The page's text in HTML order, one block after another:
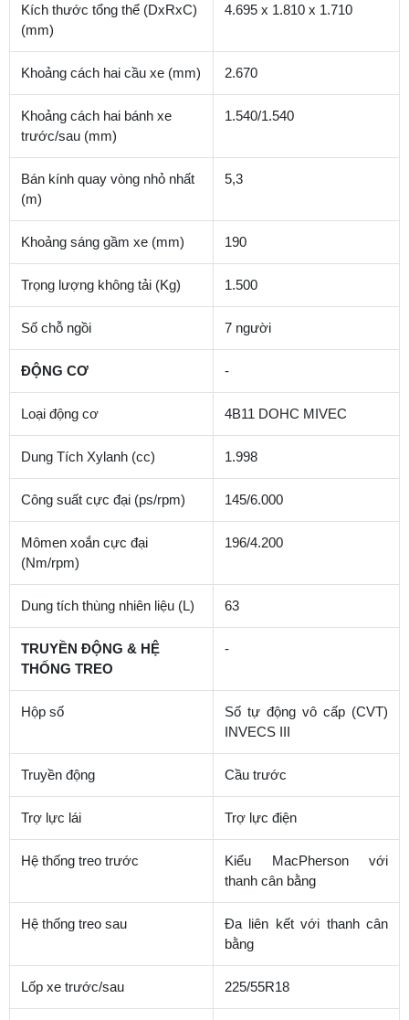
Kích thước tổng thể (DxRxC)
(mm)
4.695 x 1.810 x 1.710
Khoảng cách hai cầu xe (mm) 2.670
Khoảng cách hai bánh xe
trước/sau (mm)
1.540/1.540
Bán kính quay vòng nhỏ nhất
(m)
5,3
Khoảng sáng gầm xe (mm) 190
Trọng lượng không tải (Kg) 1.500
Số chỗ ngồi 7 người
ĐỘNG CƠ -
Loại động cơ 4B11 DOHC MIVEC
Dung Tích Xylanh (cc) 1.998
Công suất cực đại (ps/rpm) 145/6.000
Mômen xoắn cực đại
(Nm/rpm)
196/4.200
Dung tích thùng nhiên liệu (L) 63
TRUYỀN ĐỘNG & HỆ
THỐNG TREO
-
Hộp số
Số tự động vô cấp (CVT)
INVECS III
Truyền động Cầu trước
Trợ lực lái Trợ lực điện
Hệ thống treo trước
Kiểu MacPherson với
thanh cân bằng
Hệ thống treo sau
Đa liên kết với thanh cân
bằng
Lốp xe trước/sau 225/55R18